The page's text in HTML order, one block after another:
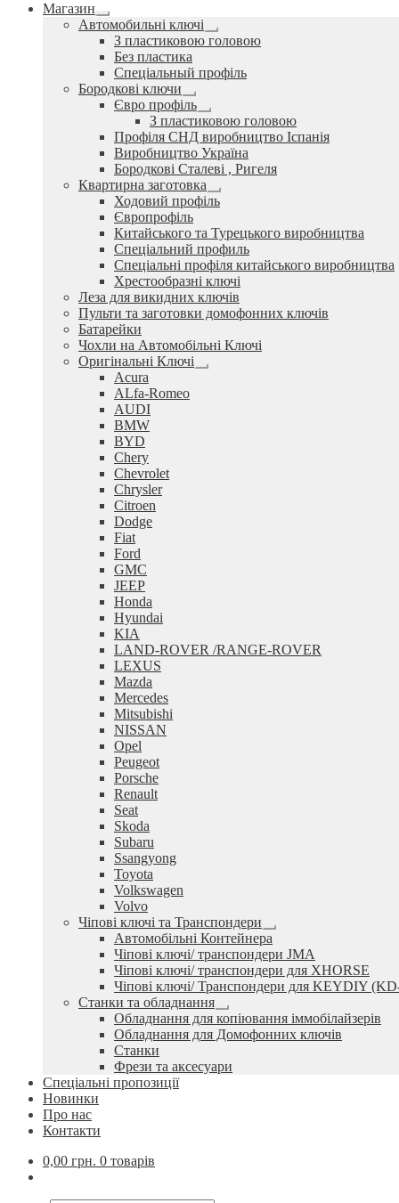
Магазин
Розгорнуте
вкладене
меню
Автомобильні ключі
Розгорнуте
вкладене
З пластиковою головою
Без пластика
Спеціальный профіль
Бородкові ключи
Розгорнуте
вкладене
меню
Євро профіль
Розгорнуте
вкладене
меню
З пластиковою головою
Профіля СНД виробництво Іспанія
Виробництво Україна
Бородкові Сталеві , Ригеля
Квартирна заготовка
Розгорнуте
вкладене
Ходовий профіль
Європрофіль
Китайського та Турецького виробництва
Спеціальний профиль
Спеціальні профіля китайського виробництва
Хрестообразні ключі
Леза для викидних ключів
Пульти та заготовки домофонних ключів
Батарейки
Чохли на Автомобільні Ключі
Оригінальні Ключі
Розгорнуте
Acura
ALfa-Romeo
AUDI
BMW
BYD
Chery
Chevrolet
Chrysler
Citroen
Dodge
Fiat
Ford
GMC
JEEP
Honda
Hyundai
KIA
LAND-ROVER /RANGE-ROVER
LEXUS
Mazda
Mercedes
Mitsubishi
NISSAN
Opel
Peugeot
Porsche
Renault
Seat
Skoda
Subaru
Ssangyong
Toyota
Volkswagen
Volvo
Чіпові ключі та Транспондери
Розгорнуте
вкладене
меню
Автомобільні Контейнера
Чіпові ключі/ транспондери JMA
Чіпові ключі/ транспондери для XHORSE
Чіпові ключі/ Транспондери для KEYDIY
Станки та обладнання
Розгорнуте
вкладене
меню
Обладнання для копіювання іммобілайзерів
Обладнання для Домофонних ключів
Станки
Фрези та аксесуари
Спеціальні пропозиції
Новинки
Про нас
Контакти
0,00 грн. 0 товарів